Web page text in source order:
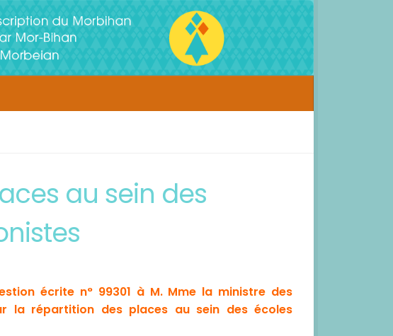
au sein des
écrite n° 99301 à M. Mme la ministre des
la répartition des places au sein des écoles